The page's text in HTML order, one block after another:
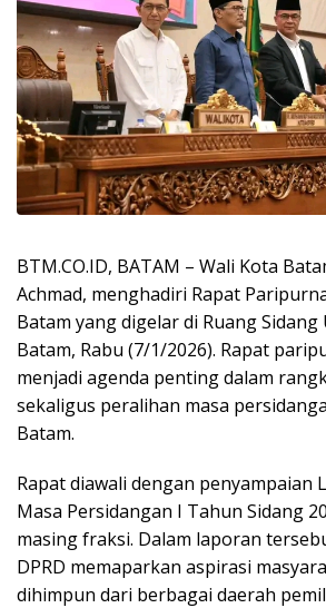
BTM.CO.ID, BATAM – Wali Kota
Achmad, menghadiri Rapat
Batam yang digelar di Ruang Sidang
Batam, Rabu (7/1/2026). Rapat
menjadi agenda penting dalam
sekaligus peralihan masa
Batam.
Rapat diawali dengan penyampaian
Masa Persidangan I Tahun Sidang
masing fraksi. Dalam laporan
DPRD memaparkan aspirasi
dihimpun dari berbagai daerah